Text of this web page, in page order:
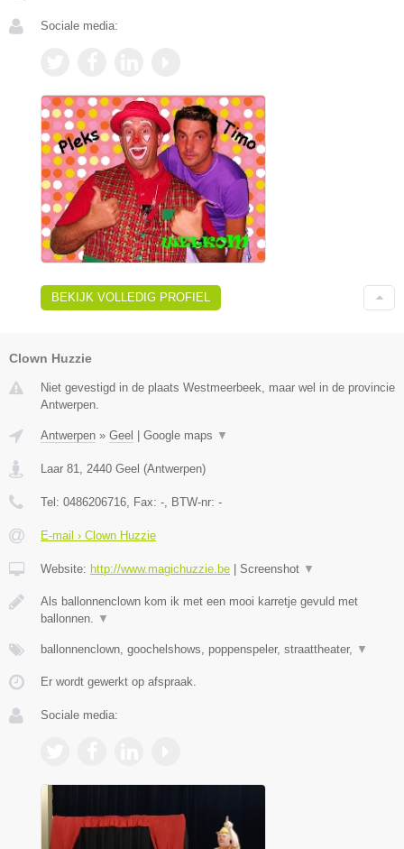
Sociale media:
BEKIJK VOLLEDIG PROFIEL
Clown Huzzie
Niet gevestigd in de plaats Westmeerbeek, maar wel in de provincie
Antwerpen.
Antwerpen » Geel Google maps ▼
Laar 81, 2440 Geel (Antwerpen)
Tel: 0486206716, Fax: -, BTW-nr: -
E-mail › Clown Huzzie
Website: http://www.magichuzzie.be Screenshot ▼
Als ballonnenclown kom ik met een mooi karretje gevuld met
ballonnen. ▼
ballonnenclown, goochelshows, poppenspeler, straattheater, ▼
Er wordt gewerkt op afspraak.
Sociale media: